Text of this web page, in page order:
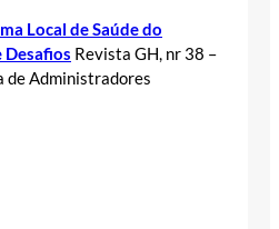
Local de Saúde do
Desafios Revista GH, nr 38 –
de Administradores